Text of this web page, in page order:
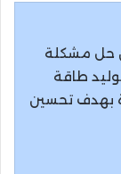
حل مشكلة
طاقة
بهدف تحسين